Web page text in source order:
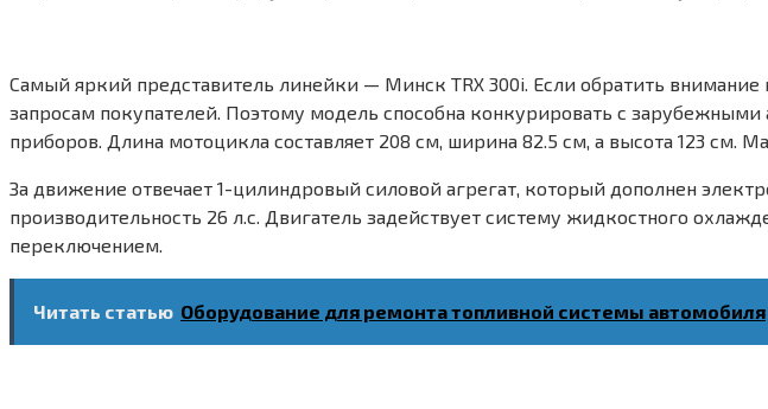
Самый яркий представитель линейки — Минск TRX 300i. Если обратить
запросам покупателей. Поэтому модель способна конкурировать с
приборов. Длина мотоцикла составляет 208 см, ширина 82.5 см, а высота 123 см.
За движение отвечает 1-цилиндровый силовой агрегат, который дополнен
производительность 26 л.с. Двигатель задействует систему жидкостного
переключением.
Читать статью Оборудование для ремонта топливной системы автомобиля